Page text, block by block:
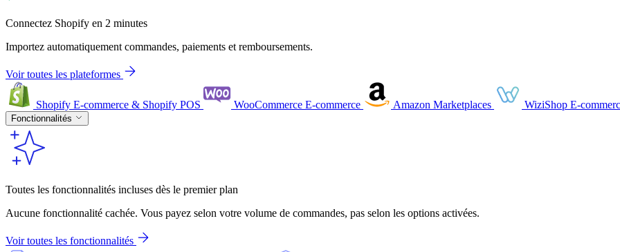
Connectez Shopify en 2 minutes
Importez automatiquement commandes, paiements et remboursements.
Voir toutes les plateformes
Shopify E-commerce & Shopify POS WooCommerce E-commerce Amazon Marketplaces WiziShop E-
Fonctionnalités
Toutes les fonctionnalités incluses dès le premier plan
Aucune fonctionnalité cachée. Vous payez selon votre volume de commandes, pas selon les options activées.
Voir toutes les fonctionnalités